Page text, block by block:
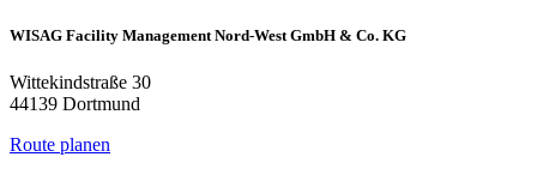
WISAG Facility Management Nord-West GmbH & Co. KG
Wittekindstraße 30
44139 Dortmund
Route planen